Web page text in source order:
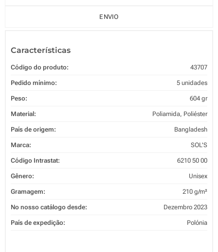
ENVIO
Características
Código do produto: 43707
Pedido mínimo: 5 unidades
Peso: 604 gr
Material: Poliamida, Poliéster
País de origem: Bangladesh
Marca: SOL'S
Código Intrastat: 6210 50 00
Gênero: Unisex
Gramagem: 210 g/m²
No nosso catálogo desde: Dezembro 2023
País de expedição: Polónia